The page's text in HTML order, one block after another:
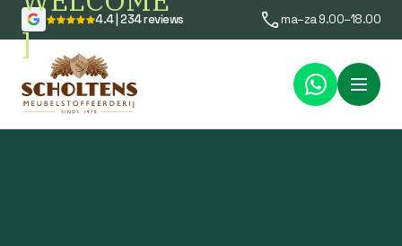
]
4.4 | 234 reviews ma–za 9.00–18.00
Menu